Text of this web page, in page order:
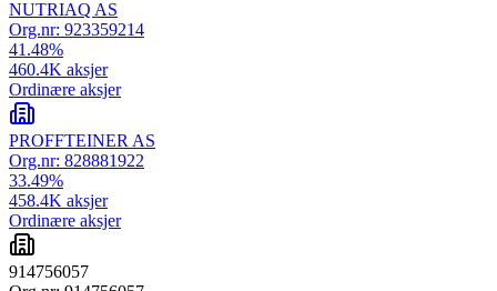
NUTRIAQ AS
Org.nr: 923359214
41.48%
460.4K aksjer
Ordinære aksjer
PROFFTEINER AS
Org.nr: 828881922
33.49%
458.4K aksjer
Ordinære aksjer
914756057